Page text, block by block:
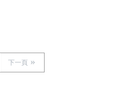
下一頁